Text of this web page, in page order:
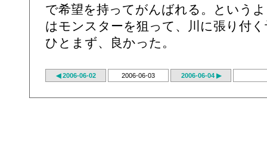
で希望を持ってがんばれる。という
はモンスターを狙って、川に張り付
ひとまず、良かった。
◀ 2006-06-02 2006-06-03 2006-06-04 ▶